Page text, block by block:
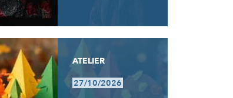
ATELIER
27/10/2026